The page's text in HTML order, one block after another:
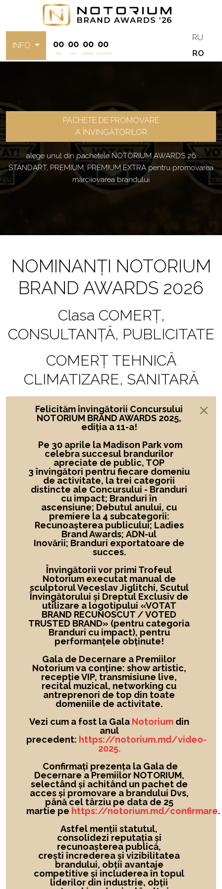
INFO 00
zile
00
ore
00
minute
00
secunde
RU
RO
PACHETE DE PROMOVARE
A ÎNVINGĂTORILOR
alege unul din pachetele NOTORIUM AWARDS 26
STANDART, PREMIUM, PREMIUM EXTRA pentru promovarea
mărciiovarea brandului
NOMINANȚI NOTORIUM
BRAND AWARDS 2026
Clasa COMERȚ,
CONSULTANȚĂ, PUBLICITATE
COMERȚ TEHNICĂ
CLIMATIZARE, SANITARĂ
Felicităm învingătorii Concursului
NOTORIUM BRAND AWARDS 2025,
ediția a 11-a!
Pe 30 aprile la Madison Park vom
celebra succesul brandurilor
apreciate de public, TOP
3 învingători pentru fiecare domeniu
de activitate, la trei categorii
distincte ale Concursului - Branduri
cu impact; Branduri în
ascensiune; Debutul anului, cu
premiere la 4 subcategorii:
Recunoașterea publicului; Ladies
Brand Awards; ADN-ul
Inovării; Branduri exportatoare de
succes.
Învingătorii vor primi Trofeul
Notorium executat manual de
sculptorul Veceslav Jiglitchi, Scutul
Învingătorului și Dreptul Exclusiv de
utilizare a logotipului «VOTAT
BRAND RECUNOSCUT / VOTED
TRUSTED BRAND» (pentru categoria
Branduri cu impact), pentru
performanțele obținute!
Gala de Decernare a Premiilor
Notorium va conține: show artistic,
recepție VIP, transmisiune live,
recital muzical, networking cu
antreprenori de top din toate
domeniile de activitate.
Vezi cum a fost la Gala Notoriumdin
anul
precedent: https://notorium.md/video-
2025.
Confirmați prezența la Gala de
Decernare a Premiilor NOTORIUM,
selectând și achitând un pachet de
acces și promovare a brandului Dvs,
până cel târziu pe data de 25
martie pe https://notorium.md/confirmare.
Astfel menții statutul,
consolidezi reputația și
recunoașterea publică,
crești încrederea și vizibilitatea
brandului, obții avantaje
competitive și includerea în topul
liderilor din industrie, obții